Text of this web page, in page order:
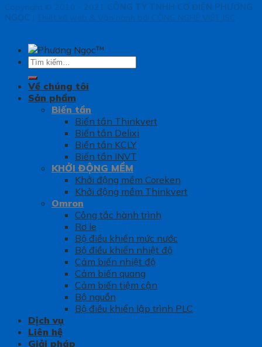
Copyright © 2010 - 2021 CÔNG TY TNHH CƠ ĐIỆN PHƯƠNG
NGỌC | Thiết kế web & Vận hành bởi CÔNG NGHỆ VIỆT JSC
Tìm
kiếm:
Về chúng tôi
Sản phẩm
Biến tần
Biến tần Thinkvert
Biến tần Delixi
Biến tần KCLY
Biến tần INVT
KHỞI ĐỘNG MỀM
Khởi động mềm Coreken
Khởi động mềm Thinkvert
Omron
Công tắc hành trình
Rơ le
Bộ điều khiển mức nước
Bộ điều khiển nhiệt độ
Cảm biến nhiệt độ
Cảm biến quang
Cảm biến tiệm cận
Bộ nguồn
Bộ điều khiển lập trình PLC
Dịch vụ
Liên hệ
Giải pháp